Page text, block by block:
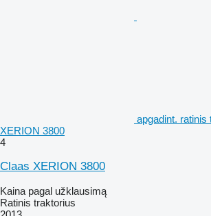
apgadint. ratinis
XERION 3800
4
Claas XERION 3800
Kaina pagal užklausimą
Ratinis traktorius